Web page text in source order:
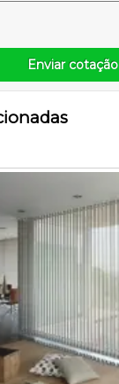
Enviar cotação